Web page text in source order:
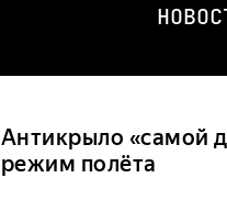
Антикрыло «самой
режим полёта